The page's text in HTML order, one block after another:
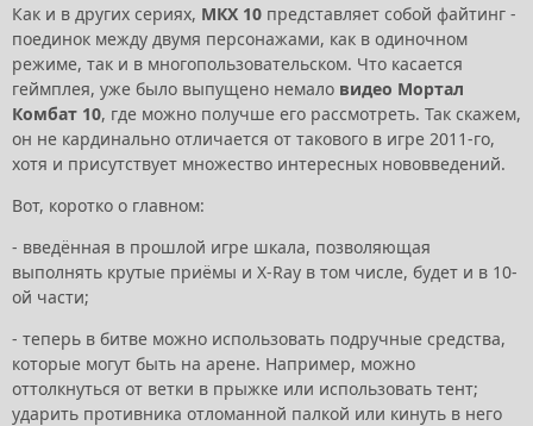
Как и в других сериях, МКХ 10 представляет собой файтинг -
поединок между двумя персонажами, как в одиночном
режиме, так и в многопользовательском. Что касается
геймплея, уже было выпущено немало видео Мортал
Комбат 10, где можно получше его рассмотреть. Так скажем,
он не кардинально отличается от такового в игре 2011-го,
хотя и присутствует множество интересных нововведений.
Вот, коротко о главном:
- введённая в прошлой игре шкала, позволяющая
выполнять крутые приёмы и X-Ray в том числе, будет и в 10-
ой части;
- теперь в битве можно использовать подручные средства,
которые могут быть на арене. Например, можно
оттолкнуться от ветки в прыжке или использовать тент;
ударить противника отломанной палкой или кинуть в него